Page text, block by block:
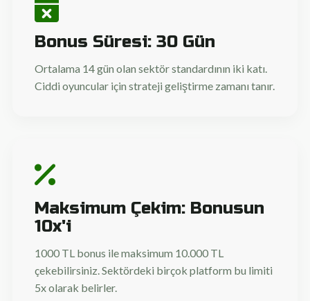
Bonus Süresi: 30 Gün
Ortalama 14 gün olan sektör standardının iki katı.
Ciddi oyuncular için strateji geliştirme zamanı tanır.
Maksimum Çekim: Bonusun
10x'i
1000 TL bonus ile maksimum 10.000 TL
çekebilirsiniz. Sektördeki birçok platform bu limiti
5x olarak belirler.